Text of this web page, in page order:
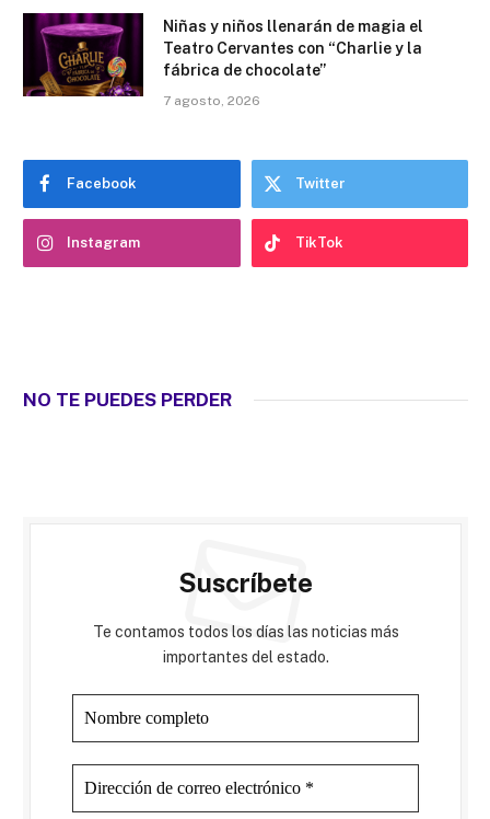
Niñas y niños llenarán de magia el
Teatro Cervantes con “Charlie y la
fábrica de chocolate”
7 agosto, 2026
Facebook Twitter
Instagram TikTok
NO TE PUEDES PERDER
Suscríbete
Te contamos todos los días las noticias más
importantes del estado.